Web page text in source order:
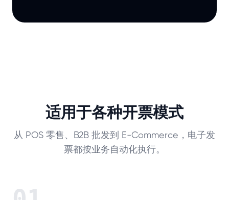
适用于各种开票模式
从 POS 零售、B2B 批发到 E-Commerce，电子发
票都按业务自动化执行。